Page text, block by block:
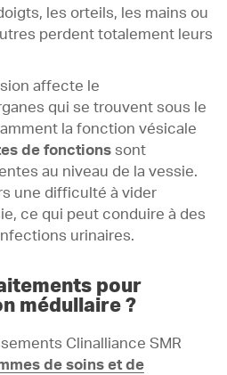
les orteils, les mains ou
perdent totalement leurs
affecte le
qui se trouvent sous le
la fonction vésicale
de fonctions sont
au niveau de la vessie.
une difficulté à vider
ce qui peut conduire à des
urinaires.
pour
médullaire ?
Clinalliance SMR
de soins et de